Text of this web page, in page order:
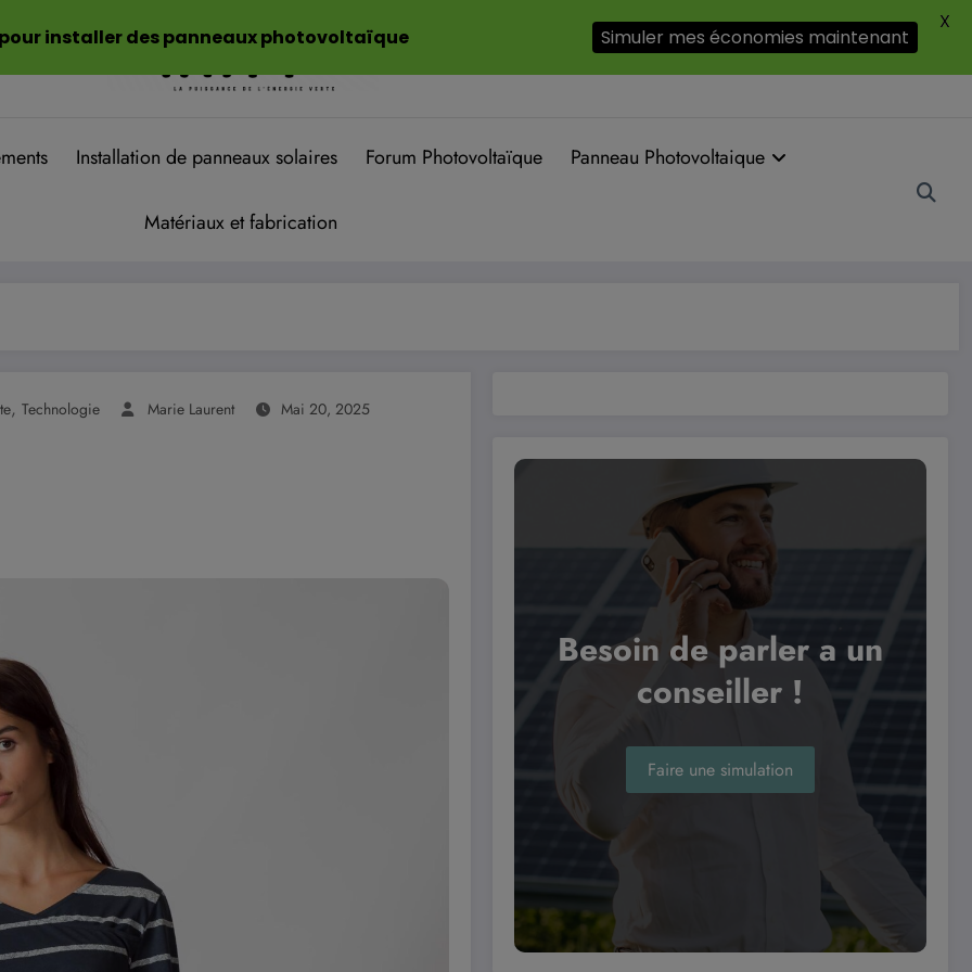
Installation de panneaux solaires Forum Photovoltaïque Panneau Photovoltaique
Matériaux et fabrication
, Technologie Marie Laurent Mai 20, 2025
Besoin de parler a un
conseiller !
Faire une simulation
installer des panneaux photovoltaïque Simuler mes économies maintenant
X